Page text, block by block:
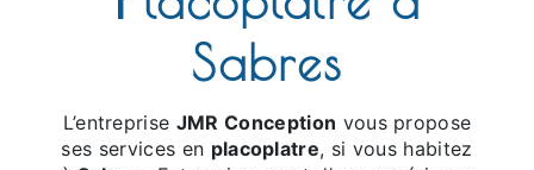
Sabres
L’entreprise JMR Conception vous propose
ses services en placoplatre, si vous habitez